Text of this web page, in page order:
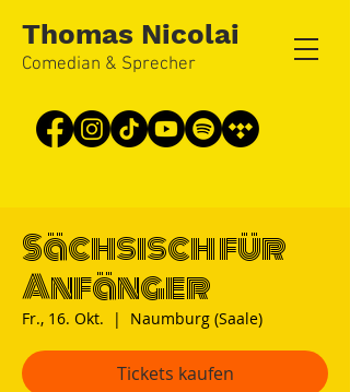
Thomas Nicolai
Comedian & Sprecher
Sächsisch für
Anfänger
Fr., 16. Okt.
  |
Naumburg (Saale)
Tickets kaufen